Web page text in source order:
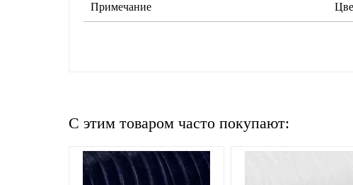
Примечание
C этим товаром часто покупают: